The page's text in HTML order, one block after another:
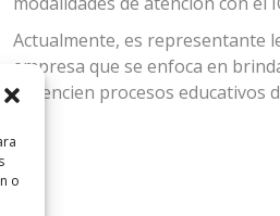
o
Actualmente, es representante
empresa que se enfoca en
potencien procesos educativos